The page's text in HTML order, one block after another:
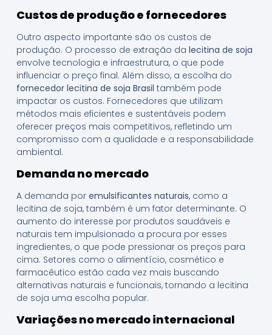
Custos de produção e fornecedores
Outro aspecto importante são os custos de
produção. O processo de extração da lecitina de soja
envolve tecnologia e infraestrutura, o que pode
influenciar o preço final. Além disso, a escolha do
fornecedor lecitina de soja Brasil também pode
impactar os custos. Fornecedores que utilizam
métodos mais eficientes e sustentáveis podem
oferecer preços mais competitivos, refletindo um
compromisso com a qualidade e a responsabilidade
ambiental.
Demanda no mercado
A demanda por emulsificantes naturais, como a
lecitina de soja, também é um fator determinante. O
aumento do interesse por produtos saudáveis e
naturais tem impulsionado a procura por esses
ingredientes, o que pode pressionar os preços para
cima. Setores como o alimentício, cosmético e
farmacêutico estão cada vez mais buscando
alternativas naturais e funcionais, tornando a lecitina
de soja uma escolha popular.
Variações no mercado internacional